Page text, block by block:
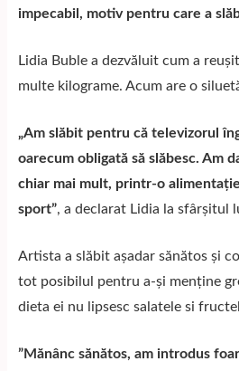
impecabil, motiv pentru care a
Lidia Buble a dezvăluit cum a
multe kilograme. Acum are o
„Am slăbit pentru că televizorul
oarecum obligată să slăbesc. Am
chiar mai mult, printr-o
sport”, a declarat Lidia la sfârșitul
Artista a slăbit așadar sănătos și
tot posibilul pentru a-și menține
dieta ei nu lipsesc salatele si
”Mănânc sănătos, am introdus